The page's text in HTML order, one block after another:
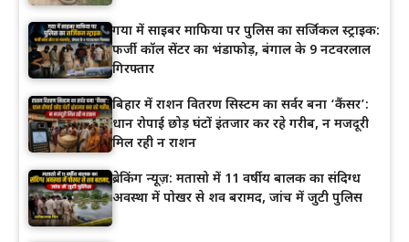
गया में साइबर माफिया पर पुलिस का सर्जिकल स्ट्राइक:
फर्जी कॉल सेंटर का भंडाफोड़, बंगाल के 9 नटवरलाल
गिरफ्तार
बिहार में राशन वितरण सिस्टम का सर्वर बना ‘कैंसर’:
धान रोपाई छोड़ घंटों इंतजार कर रहे गरीब, न मजदूरी
मिल रही न राशन
ब्रेकिंग न्यूज़: मतासो में 11 वर्षीय बालक का संदिग्ध
अवस्था में पोखर से शव बरामद, जांच में जुटी पुलिस